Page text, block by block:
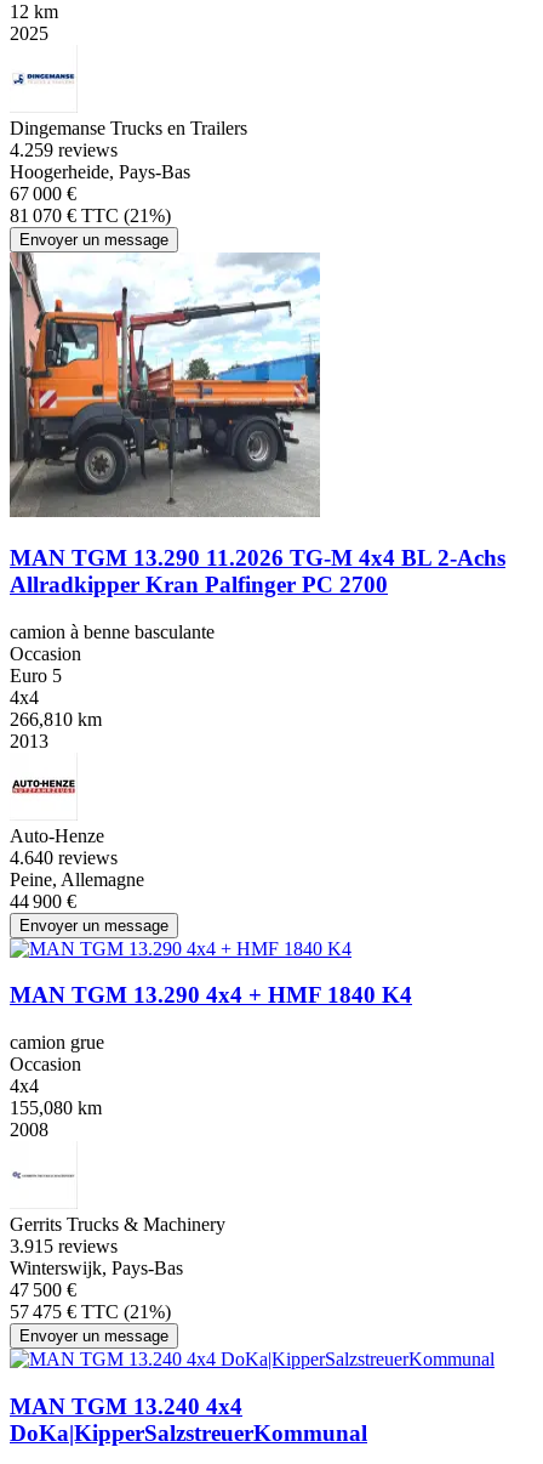
12 km
2025
Dingemanse Trucks en Trailers
4.259 reviews
Hoogerheide, Pays-Bas
67 000 €
81 070 € TTC (21%)
Envoyer un message
MAN TGM 13.290 11.2026 TG-M 4x4 BL 2-Achs
Allradkipper Kran Palfinger PC 2700
camion à benne basculante
Occasion
Euro 5
4x4
266,810 km
2013
Auto-Henze
4.640 reviews
Peine, Allemagne
44 900 €
Envoyer un message
MAN TGM 13.290 4x4 + HMF 1840 K4
camion grue
Occasion
4x4
155,080 km
2008
Gerrits Trucks & Machinery
3.915 reviews
Winterswijk, Pays-Bas
47 500 €
57 475 € TTC (21%)
Envoyer un message
MAN TGM 13.240 4x4
DoKa|KipperSalzstreuerKommunal